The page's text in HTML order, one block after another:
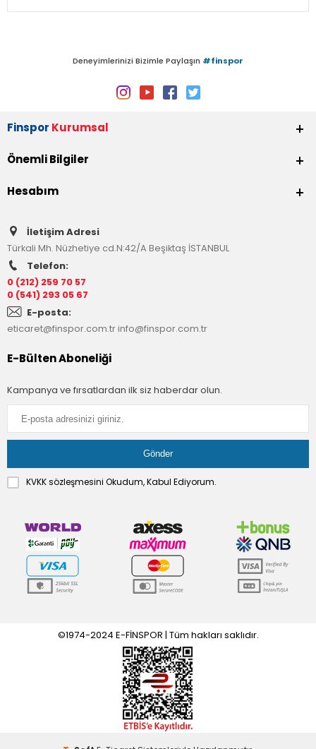
Deneyimlerinizi Bizimle Paylaşın #finspor
Finspor Kurumsal
Önemli Bilgiler
Hesabım
İletişim Adresi
Türkali Mh. Nüzhetiye cd.N:42/A Beşiktaş İSTANBUL
Telefon:
0 (212) 259 70 57
0 (541) 293 05 67
E-posta:
eticaret@finspor.com.trinfo@finspor.com.tr
E-Bülten Aboneliği
Kampanya ve fırsatlardan ilk siz haberdar olun.
KVKK sözleşmesini Okudum, Kabul Ediyorum.
©1974-2024 E-FİNSPOR | Tüm hakları saklıdır.